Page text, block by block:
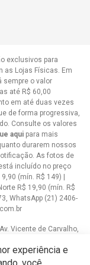
exclusivos para
as Lojas Físicas. Em
sempre o valor
até R$ 60,00
em até duas vezes
de forma progressiva,
Consulte os valores
aqui para mais
durarem nossos
As fotos de
incluído no preço
(mín. R$ 149) |
R$ 19,90 (mín. R$
WhatsApp (21) 2406-
Vicente de Carvalho,
na Av. Brasil,
experiência e